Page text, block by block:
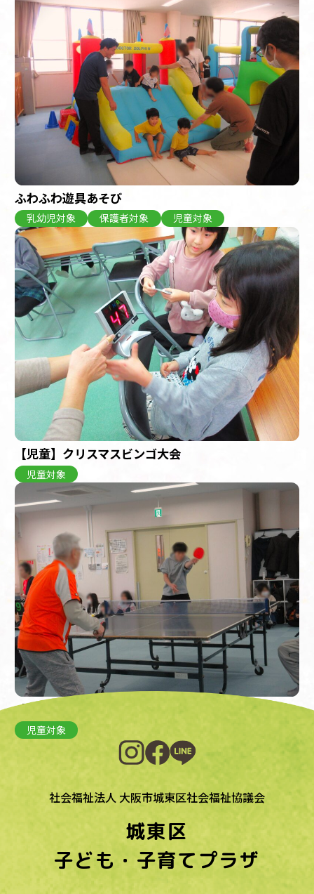
ふわふわ遊具あそび
乳幼児対象 保護者対象 児童対象
【児童】クリスマスビンゴ大会
児童対象
【児童】交流卓球大会
児童対象
社会福祉法人 大阪市城東区社会福祉協議会
城東区
子ども・子育てプラザ